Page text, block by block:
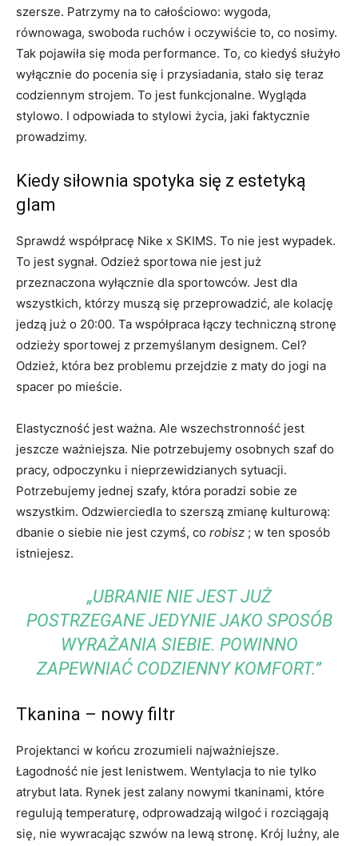
szersze. Patrzymy na to całościowo: wygoda,
równowaga, swoboda ruchów i oczywiście to, co nosimy.
Tak pojawiła się moda performance. To, co kiedyś służyło
wyłącznie do pocenia się i przysiadania, stało się teraz
codziennym strojem. To jest funkcjonalne. Wygląda
stylowo. I odpowiada to stylowi życia, jaki faktycznie
prowadzimy.
Kiedy siłownia spotyka się z estetyką
glam
Sprawdź współpracę Nike x SKIMS. To nie jest wypadek.
To jest sygnał. Odzież sportowa nie jest już
przeznaczona wyłącznie dla sportowców. Jest dla
wszystkich, którzy muszą się przeprowadzić, ale kolację
jedzą już o 20:00. Ta współpraca łączy techniczną stronę
odzieży sportowej z przemyślanym designem. Cel?
Odzież, która bez problemu przejdzie z maty do jogi na
spacer po mieście.
Elastyczność jest ważna. Ale wszechstronność jest
jeszcze ważniejsza. Nie potrzebujemy osobnych szaf do
pracy, odpoczynku i nieprzewidzianych sytuacji.
Potrzebujemy jednej szafy, która poradzi sobie ze
wszystkim. Odzwierciedla to szerszą zmianę kulturową:
dbanie o siebie nie jest czymś, co robisz ; w ten sposób
istniejesz.
„UBRANIE NIE JEST JUŻ
POSTRZEGANE JEDYNIE JAKO SPOSÓB
WYRAŻANIA SIEBIE. POWINNO
ZAPEWNIAĆ CODZIENNY KOMFORT.”
Tkanina – nowy filtr
Projektanci w końcu zrozumieli najważniejsze.
Łagodność nie jest lenistwem. Wentylacja to nie tylko
atrybut lata. Rynek jest zalany nowymi tkaninami, które
regulują temperaturę, odprowadzają wilgoć i rozciągają
się, nie wywracając szwów na lewą stronę. Krój luźny, ale